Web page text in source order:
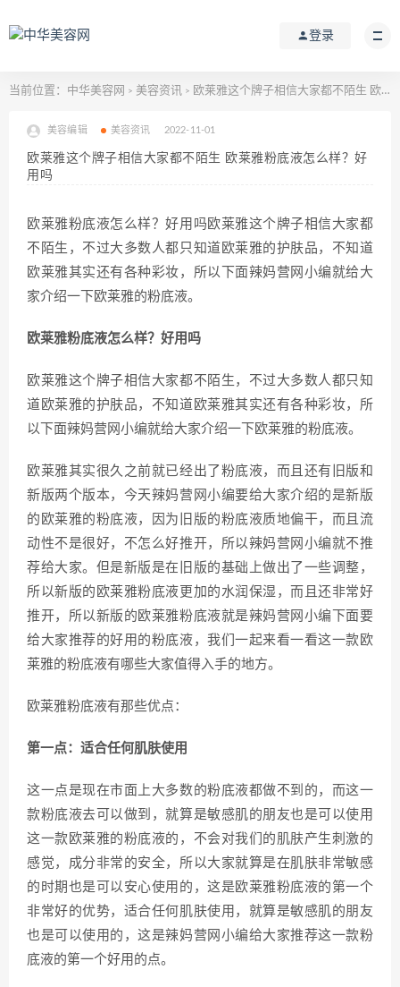
登录
当前位置： 中华美容网 > 美容资讯 > 欧莱雅这个牌子相信大家都不陌生 欧莱雅粉底液怎么样？好用吗
美容编辑 美容资讯 2022-11-01
欧莱雅这个牌子相信大家都不陌生 欧莱雅粉底液怎么样？好
用吗
欧莱雅粉底液怎么样？好用吗欧莱雅这个牌子相信大家都
不陌生，不过大多数人都只知道欧莱雅的护肤品，不知道
欧莱雅其实还有各种彩妆，所以下面辣妈营网小编就给大
家介绍一下欧莱雅的粉底液。
欧莱雅粉底液怎么样？好用吗
欧莱雅这个牌子相信大家都不陌生，不过大多数人都只知
道欧莱雅的护肤品，不知道欧莱雅其实还有各种彩妆，所
以下面辣妈营网小编就给大家介绍一下欧莱雅的粉底液。
欧莱雅其实很久之前就已经出了粉底液，而且还有旧版和
新版两个版本，今天辣妈营网小编要给大家介绍的是新版
的欧莱雅的粉底液，因为旧版的粉底液质地偏干，而且流
动性不是很好，不怎么好推开，所以辣妈营网小编就不推
荐给大家。但是新版是在旧版的基础上做出了一些调整，
所以新版的欧莱雅粉底液更加的水润保湿，而且还非常好
推开，所以新版的欧莱雅粉底液就是辣妈营网小编下面要
给大家推荐的好用的粉底液，我们一起来看一看这一款欧
莱雅的粉底液有哪些大家值得入手的地方。
欧莱雅粉底液有那些优点：
第一点：适合任何肌肤使用
这一点是现在市面上大多数的粉底液都做不到的，而这一
款粉底液去可以做到，就算是敏感肌的朋友也是可以使用
这一款欧莱雅的粉底液的，不会对我们的肌肤产生刺激的
感觉，成分非常的安全，所以大家就算是在肌肤非常敏感
的时期也是可以安心使用的，这是欧莱雅粉底液的第一个
非常好的优势，适合任何肌肤使用，就算是敏感肌的朋友
也是可以使用的，这是辣妈营网小编给大家推荐这一款粉
底液的第一个好用的点。